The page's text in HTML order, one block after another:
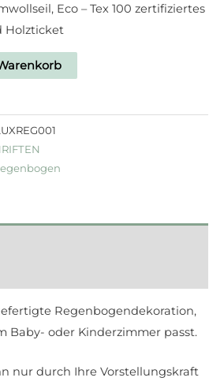
Eco – Tex 100 zertifiziertes
Holzticket
Regenbogendekoration,
Baby- oder Kinderzimmer passt.
nur durch Ihre Vorstellungskraft